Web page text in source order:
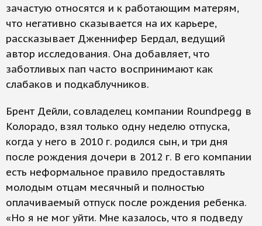
зачастую относятся и к работающим матерям,
что негативно сказывается на их карьере,
рассказывает Дженнифер Бердал, ведущий
автор исследования. Она добавляет, что
заботливых пап часто воспринимают как
слабаков и подкаблучников.
Брент Дейли, совладелец компании Roundpegg в
Колорадо, взял только одну неделю отпуска,
когда у него в 2010 г. родился сын, и три дня
после рождения дочери в 2012 г. В его компании
есть неформальное правило предоставлять
молодым отцам месячный и полностью
оплачиваемый отпуск после рождения ребенка.
«Но я не мог уйти. Мне казалось, что я подведу